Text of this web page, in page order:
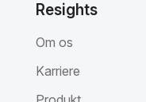
Resights
Om os
Karriere